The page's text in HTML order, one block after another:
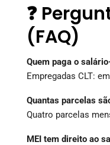
❓
(FAQ)
Quem paga o
Empregadas CLT:
Quantas parcelas
Quatro parcelas
MEI tem direito ao